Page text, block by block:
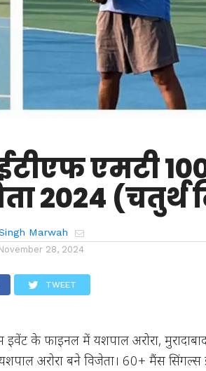
एमटी
2024 (चतुर्थ
Marwah
28, 2024
TWEET
के फाइनल में यशपाल अरोरा,
यशपाल अरोरा बने विजेता। 60+ मैंस